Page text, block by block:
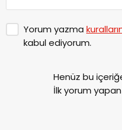
Yorum yazma
kabul ediyorum.
Henüz bu
İlk yorum